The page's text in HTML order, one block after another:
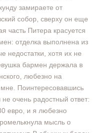
замираете от
собор, сверху он еще
часть Питера красуется
отделка выполнена из
недостатки, хотя их не
бармен держала в
любезно на
Поинтересовавшись
очень радостный ответ:
евро, и я любезно
мысль о